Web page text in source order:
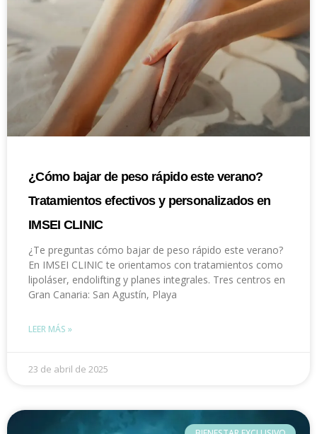
¿Cómo bajar de peso rápido este verano?
Tratamientos efectivos y personalizados en
IMSEI CLINIC
¿Te preguntas cómo bajar de peso rápido este verano?
En IMSEI CLINIC te orientamos con tratamientos como
lipoláser, endolifting y planes integrales. Tres centros en
Gran Canaria: San Agustín, Playa
LEER MÁS »
23 de abril de 2025